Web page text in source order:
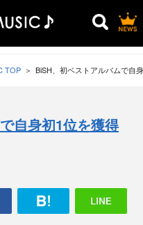
TOP BiSH、初ベストアルバムで自
自身初1位を獲得